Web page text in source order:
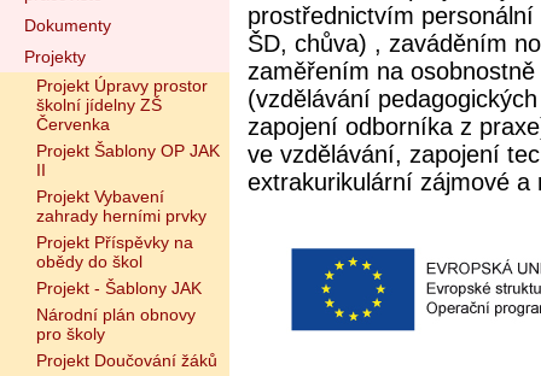
Dokumenty
Projekty
Projekt Úpravy prostor
školní jídelny ZŠ
Červenka
Projekt Šablony OP JAK
II
Projekt Vybavení
zahrady herními prvky
Projekt Příspěvky na
obědy do škol
Projekt - Šablony JAK
Národní plán obnovy
pro školy
Projekt Doučování žáků
prostřednictvím
ŠD, chůva) , zaváděním
zaměřením na
(vzdělávání
zapojení odborníka z
ve vzdělávání, zapojení
extrakurikulární zájmové